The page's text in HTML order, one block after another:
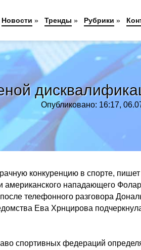
Опубликовано: 16:17,
конкуренцию в спорте,
американского нападающего
телефонного разговора
Ева Хрнцирова
спортивных федераций
Новости » Тренды » Рубрики »